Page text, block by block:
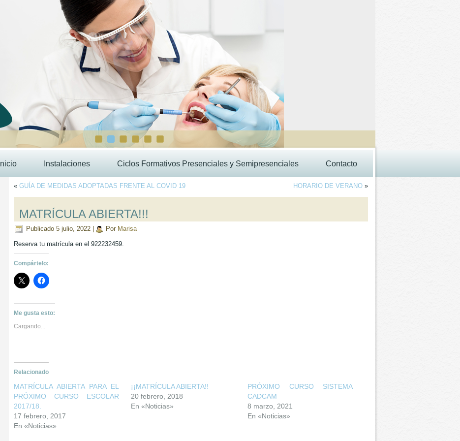
Inicio Instalaciones Ciclos Formativos Presenciales y Semipresenciales Contacto
« GUÍA DE MEDIDAS ADOPTADAS FRENTE AL COVID 19 HORARIO DE VERANO »
MATRÍCULA ABIERTA!!!
Publicado 5 julio, 2022 Por Marisa
Reserva tu matrícula en el 922232459.
Compártelo:
Me gusta esto:
Cargando...
Relacionado
MATRÍCULA ABIERTA PARA EL
PRÓXIMO CURSO ESCOLAR
2017/18.
17 febrero, 2017
En «Noticias»
¡¡MATRÍCULA ABIERTA!!
20 febrero, 2018
En «Noticias»
PRÓXIMO CURSO SISTEMA
CADCAM
8 marzo, 2021
En «Noticias»